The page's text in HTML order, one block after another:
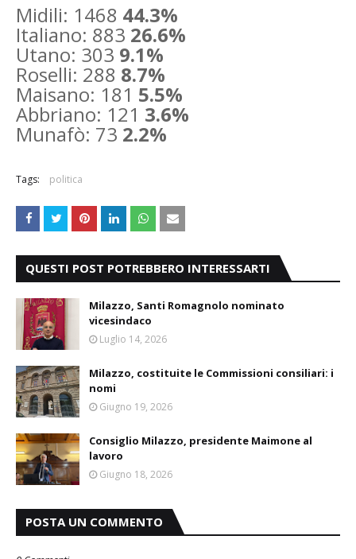
Midili: 1468 44.3%
Italiano: 883 26.6%
Utano: 303 9.1%
Roselli: 288 8.7%
Maisano: 181 5.5%
Abbriano: 121 3.6%
Munafò: 73 2.2%
Tags: politica
QUESTI POST POTREBBERO INTERESSARTI
Milazzo, Santi Romagnolo nominato
vicesindaco
Luglio 14, 2026
Milazzo, costituite le Commissioni consiliari: i
nomi
Giugno 19, 2026
Consiglio Milazzo, presidente Maimone al
lavoro
Giugno 18, 2026
POSTA UN COMMENTO